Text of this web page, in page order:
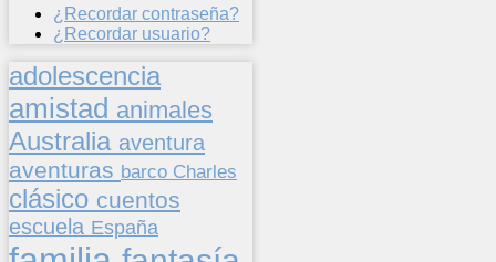
¿Recordar contraseña?
¿Recordar usuario?
adolescencia
amistad animales
Australia aventura
aventuras barco Charles
clásico cuentos
escuela España